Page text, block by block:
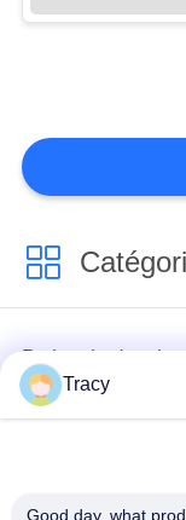
Petit pain de toit
formant la machine
Tracy
Good day, what